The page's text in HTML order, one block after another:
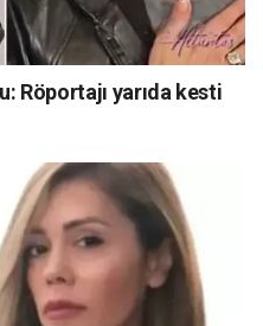
Röportajı yarıda kesti